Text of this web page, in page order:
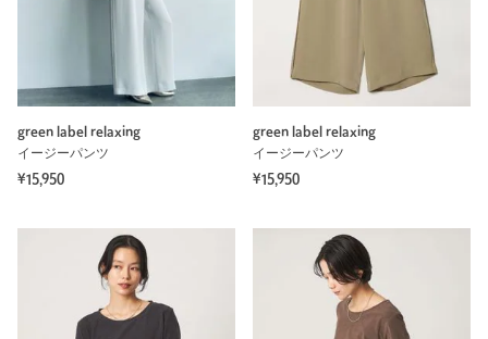
green label relaxing
イージーパンツ
¥15,950
green label relaxing
イージーパンツ
¥15,950